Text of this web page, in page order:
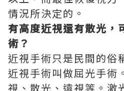
情況所決定的。
有高度近視還有散光，
術？
近視手術只是民間的俗
近視手術叫做屈光手術
視、散光、遠視等。激